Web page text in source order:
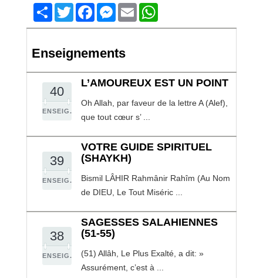
Share TwitterFacebookMessenger
Email
Enseignements
40
ENSEIG.
L’AMOUREUX EST UN POINT
Oh Allah, par faveur de la lettre A (Alef),
que tout cœur s’ ...
39
ENSEIG.
VOTRE GUIDE SPIRITUEL
(SHAYKH)
Bismil LÂHIR Rahmânir Rahîm (Au Nom
de DIEU, Le Tout Miséric ...
38
ENSEIG.
SAGESSES SALAHIENNES
(51-55)
(51) Allâh, Le Plus Exalté, a dit: »
Assurément, c’est à ...